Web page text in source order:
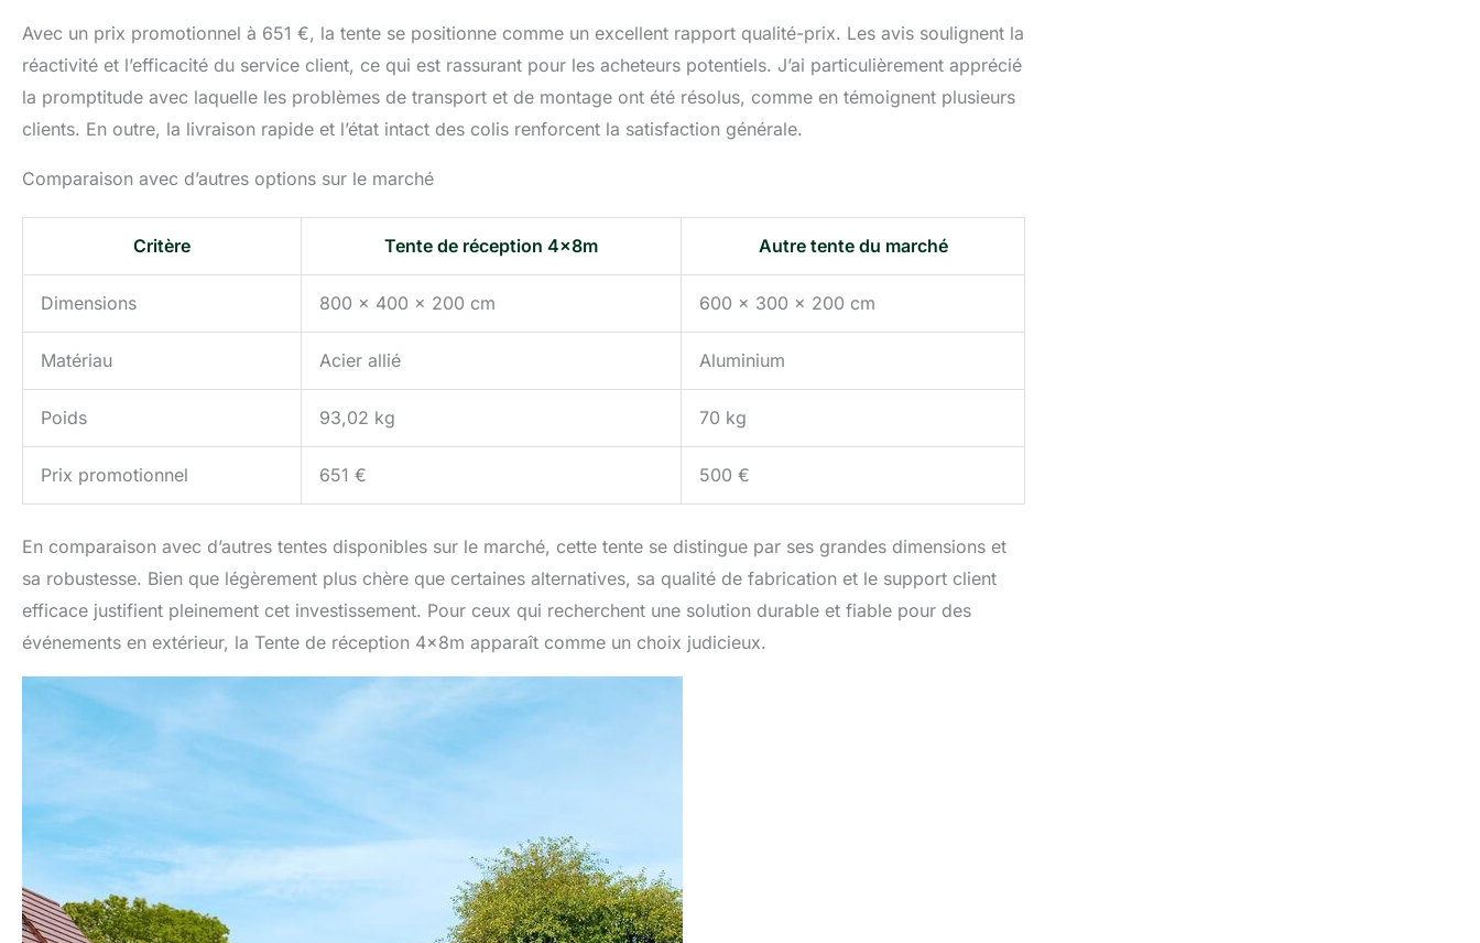
Avec un prix promotionnel à 651 €, la tente se positionne comme un excellent rapport qualité-prix. Les avis soulignent la
réactivité et l’efficacité du service client, ce qui est rassurant pour les acheteurs potentiels. J’ai particulièrement apprécié
la promptitude avec laquelle les problèmes de transport et de montage ont été résolus, comme en témoignent plusieurs
clients. En outre, la livraison rapide et l’état intact des colis renforcent la satisfaction générale.
Comparaison avec d’autres options sur le marché
Critère Tente de réception 4x8m Autre tente du marché
Dimensions 800 x 400 x 200 cm 600 x 300 x 200 cm
Matériau Acier allié Aluminium
Poids 93,02 kg 70 kg
Prix promotionnel 651 € 500 €
En comparaison avec d’autres tentes disponibles sur le marché, cette tente se distingue par ses grandes dimensions et
sa robustesse. Bien que légèrement plus chère que certaines alternatives, sa qualité de fabrication et le support client
efficace justifient pleinement cet investissement. Pour ceux qui recherchent une solution durable et fiable pour des
événements en extérieur, la Tente de réception 4x8m apparaît comme un choix judicieux.